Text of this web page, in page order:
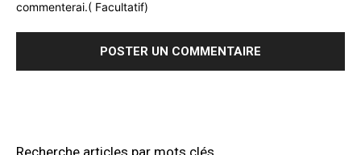
commenterai.( Facultatif)